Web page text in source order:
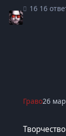
16
Граво26